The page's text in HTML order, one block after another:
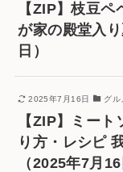
【ZIP】枝豆
が家の殿堂入
日）
2025年7月16日 グル
【ZIP】ミー
り方・レシピ
（2025年7月16